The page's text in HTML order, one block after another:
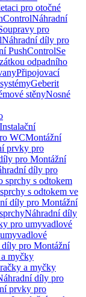
pro otočné
Náhradní
pro
Náhradní díly pro
PushControlSe
odpadního
Připojovací
Geberit
stěnyNosné
WCMontážní
prvky pro
pro Montážní
díly pro
sprchy s odtokem
s odtokem ve
díly pro Montážní
Náhradní díly
pro umyvadlové
díly pro Montážní
myčky
a myčky
díly pro
prvky pro